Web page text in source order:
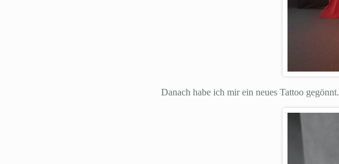
Danach habe ich mir ein neues Tattoo gegönnt.